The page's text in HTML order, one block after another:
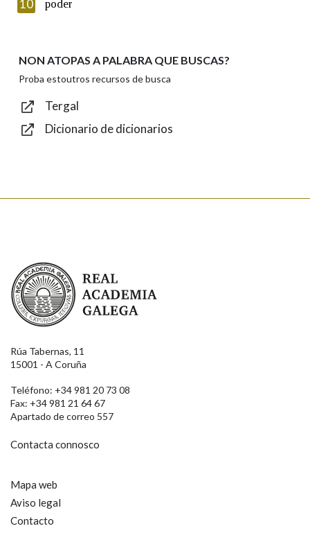
Texto de verificación
10 poder
NON ATOPAS A PALABRA QUE BUSCAS?
Proba estoutros recursos de busca
Tergal
Dicionario de dicionarios
Real Academia Galega
Rúa Tabernas, 11
15001 - A Coruña
Teléfono: +34 981 20 73 08
Fax: +34 981 21 64 67
Apartado de correo 557
Contacta connosco
Mapa web
Aviso legal
Contacto